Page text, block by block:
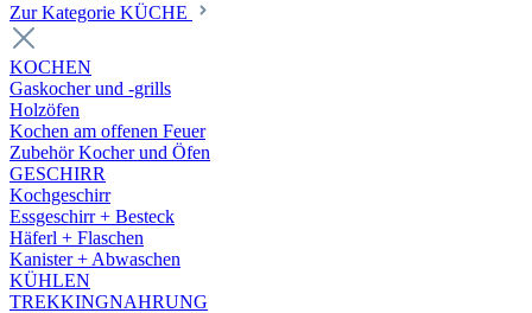
Zur Kategorie KÜCHE
KOCHEN
Gaskocher und -grills
Holzöfen
Kochen am offenen Feuer
Zubehör Kocher und Öfen
GESCHIRR
Kochgeschirr
Essgeschirr + Besteck
Häferl + Flaschen
Kanister + Abwaschen
KÜHLEN
TREKKINGNAHRUNG